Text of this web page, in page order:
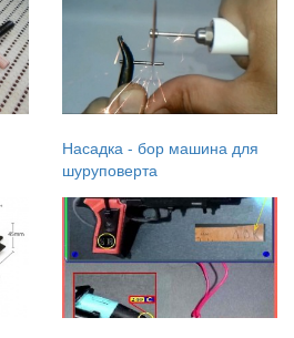
Насадка - бор машина для
шуруповерта